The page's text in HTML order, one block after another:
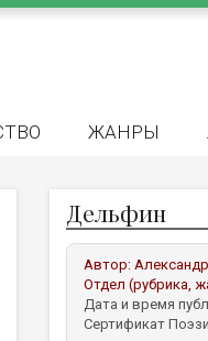
ЖАНРЫ
Дельфин
Автор:
Отдел (рубрика,
Дата и время
Сертификат